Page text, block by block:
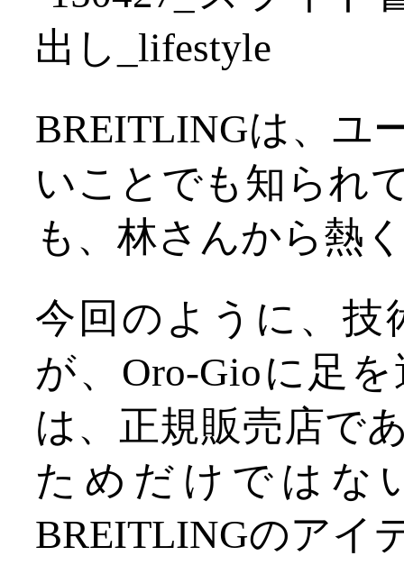
BREITLINGは、ユ
いことでも知られ
も、林さんから熱
今回のように、技
が、Oro-Gioに足
は、正規販売店で
ためだけではな
BREITLINGのアイ